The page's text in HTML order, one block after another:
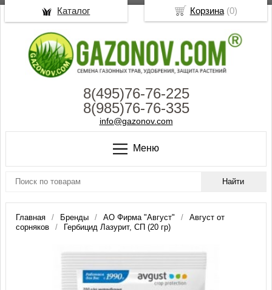
8(495)76-76-225
8(985)76-76-335
info@gazonov.com
Меню
Главная Бренды АО Фирма "Август"
Август от
сорняков
Гербицид Лазурит, СП (20 гр)
Корзина(0)
Каталог